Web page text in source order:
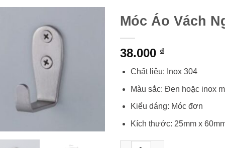
Móc Áo Vách
38.000 ₫
Chất liệu: Inox 304
Màu sắc: Đen hoặc inox
Kiểu dáng: Móc đơn
Kích thước: 25mm x
Móc Áo Vách Ngăn Vệ Sinh